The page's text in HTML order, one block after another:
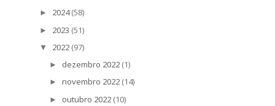
► 2024 (58)
► 2023 (51)
▼ 2022 (97)
► dezembro 2022 (1)
► novembro 2022 (14)
► outubro 2022 (10)